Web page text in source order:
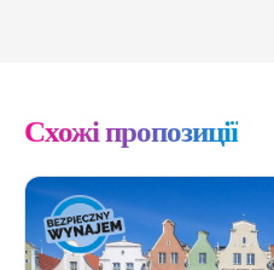
Схожі пропозиції